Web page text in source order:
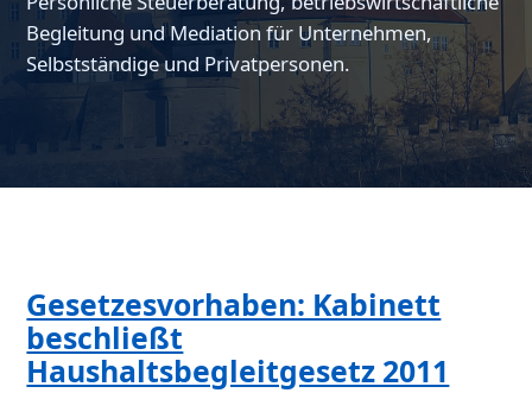
Begleitung und Mediation für Unternehmen,
Selbstständige und Privatpersonen.
Gesetzesvorhaben: Kabinett
beschließt
Haushaltsbegleitgesetz 2011